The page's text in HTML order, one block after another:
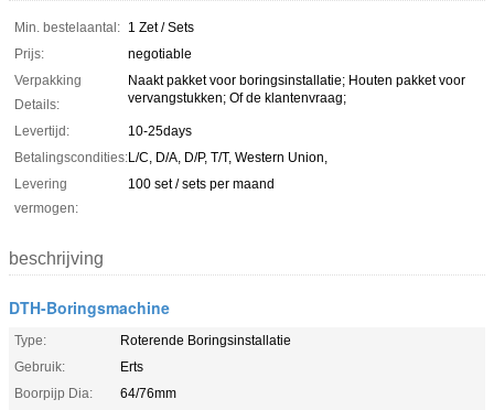
Min. bestelaantal: 1 Zet / Sets
Prijs:
negotiable
Verpakking
Details:
Naakt pakket voor boringsinstallatie; Houten pakket voor
vervangstukken; Of de klantenvraag;
Levertijd:
10-25days
Betalingscondities:L/C, D/A, D/P, T/T, Western Union,
Levering
vermogen:
100 set / sets per maand
beschrijving
DTH-Boringsmachine
Type:
Roterende Boringsinstallatie
Gebruik:
Erts
Boorpijp Dia:
64/76mm